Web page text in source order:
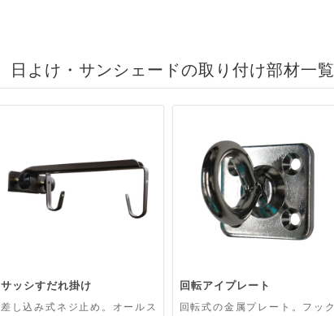
日よけ・サンシェードの取り付け部材一覧
サッシすだれ掛け
差し込み式ネジ止め。オールス
回転アイプレート
回転式の金属プレート。フック